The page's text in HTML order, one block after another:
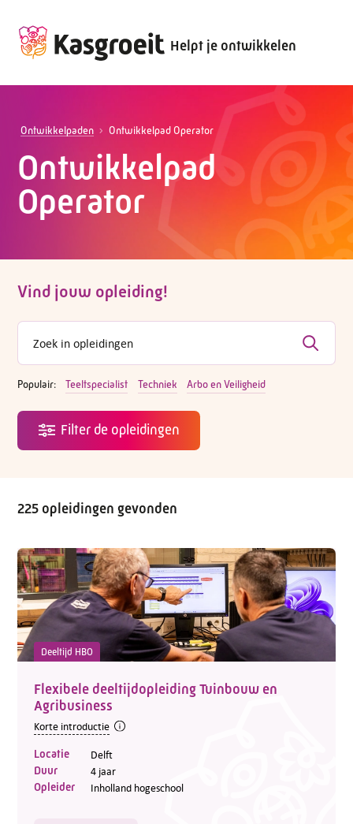
Helpt je ontwikkelen
Ontwikkelpaden Ontwikkelpad Operator
Ontwikkelpad
Operator
Vind jouw opleiding!
Populair: Teeltspecialist Techniek Arbo en Veiligheid
225 opleidingen gevonden
Deeltijd HBO
Flexibele deeltijdopleiding Tuinbouw en
Agribusiness
Korte introductie
Locatie Delft
Duur 4 jaar
Opleider Inholland hogeschool